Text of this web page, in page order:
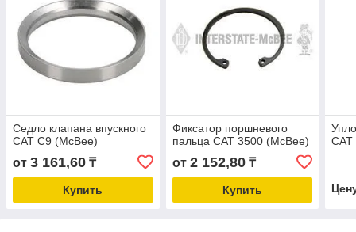
Седло клапана впускного
CAT C9 (McBee)
от 3 161,60 ₸
Купить
Фиксатор поршневого
пальца CAT 3500 (McBee)
от 2 152,80₸
Купить